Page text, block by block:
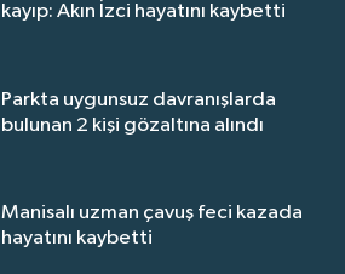
kayıp: Akın İzci hayatını kaybetti
Parkta uygunsuz davranışlarda
bulunan 2 kişi gözaltına alındı
Manisalı uzman çavuş feci kazada
hayatını kaybetti